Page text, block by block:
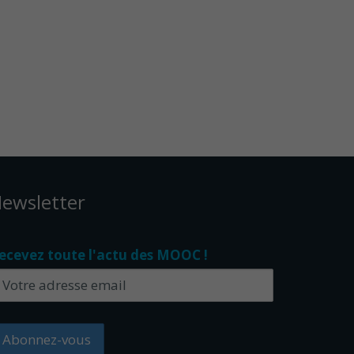
toute l'actu des MOOC !